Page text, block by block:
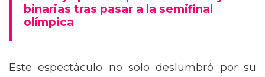
binarias tras pasar a la semifinal
olímpica
Este espectáculo no solo deslumbró por su